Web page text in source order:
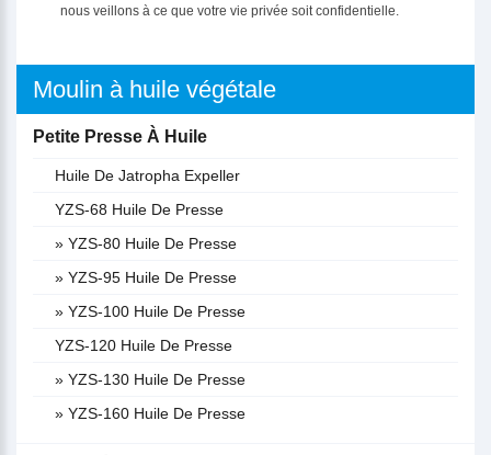
nous veillons à ce que votre vie privée soit confidentielle.
Moulin à huile végétale
Petite Presse À Huile
Huile De Jatropha Expeller
YZS-68 Huile De Presse
» YZS-80 Huile De Presse
» YZS-95 Huile De Presse
» YZS-100 Huile De Presse
YZS-120 Huile De Presse
» YZS-130 Huile De Presse
» YZS-160 Huile De Presse